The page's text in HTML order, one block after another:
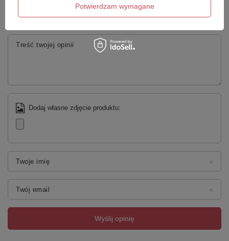
Produkty akrylowe POLIMAT cechuje wytrzymałość i
trwałość.
Powierzchnia naszych wanien, brodzików i
5/5
Treść twojej opinii
Dodaj własne zdjęcie produktu:
Twoje imię
Twój email
Wyślij opinię
Potwierdzam wymagane